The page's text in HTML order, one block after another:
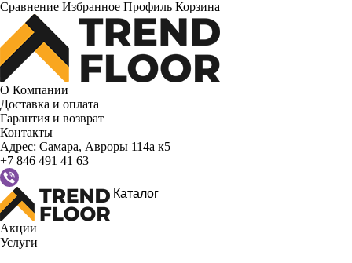
Сравнение Избранное Профиль Корзина
О Компании
Доставка и оплата
Гарантия и возврат
Контакты
Адрес: Самара, Авроры 114а к5
+7 846 491 41 63
Каталог
Акции
Услуги